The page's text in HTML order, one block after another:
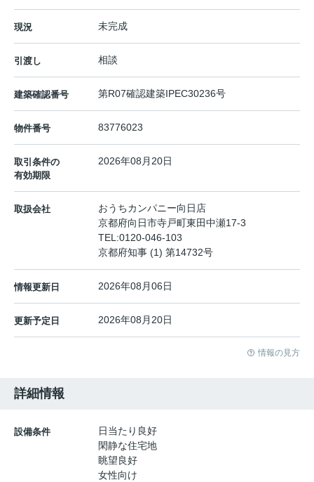
現況 未完成
引渡し 相談
建築確認番号 第R07確認建築IPEC30236号
物件番号 83776023
取引条件の
有効期限
2026年08月20日
取扱会社
おうちカンパニー向日店
京都府向日市寺戸町東田中瀬17-3
TEL:0120-046-103
京都府知事 (1) 第14732号
情報更新日 2026年08月06日
更新予定日 2026年08月20日
情報の見方
詳細情報
設備条件
日当たり良好
閑静な住宅地
眺望良好
女性向け